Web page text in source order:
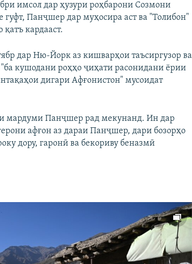
имсол дар ҳузури роҳбарони Созмони
Панҷшер дар муҳосира аст ва "Толибон"
кардааст.
дар Ню-Йорк аз кишварҳои таъсиргузор ва
кушодани роҳҳо ҷиҳати расонидани ёрии
дигари Афғонистон" мусоидат
мардуми Панҷшер рад мекунанд. Ин дар
афғон аз дараи Панҷшер, дари бозорҳо
дору, гаронӣ ва бекориву беназмӣ